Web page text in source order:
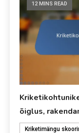
12 MINS READ
õiglus,
Kriketimängu